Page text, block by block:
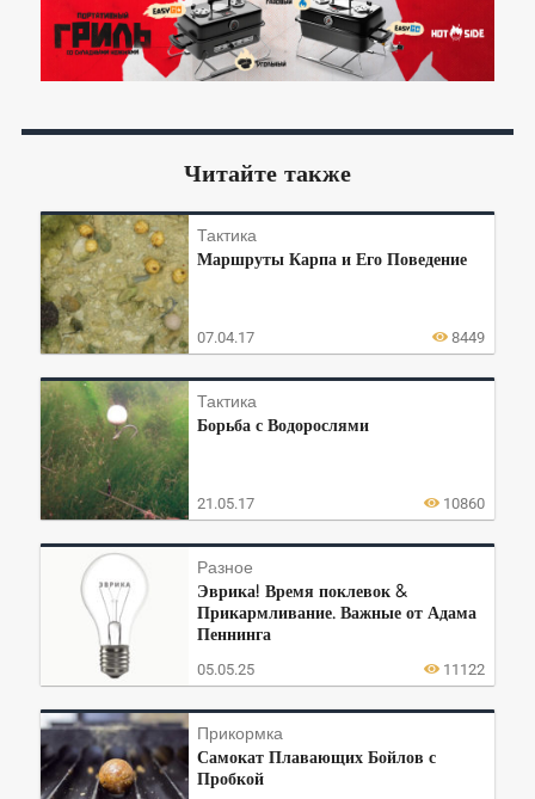
Читайте также
Тактика
Маршруты Карпа и Его Поведение
07.04.17 8449
Тактика
Борьба с Водорослями
21.05.17 10860
Разное
Эврика! Время поклевок &
Прикармливание. Важные от Адама
Пеннинга
05.05.25
11122
Прикормка
Самокат Плавающих Бойлов с
Пробкой